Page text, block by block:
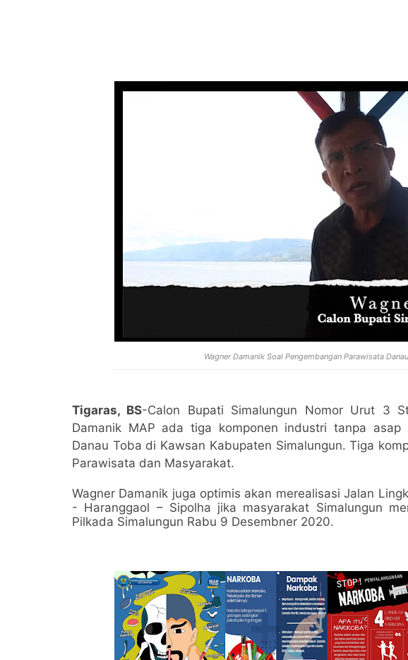
Wagner Damanik Soal Pengembangan Parawisata
Tigaras, BS-Calon Bupati Simalungun Nomor Urut 3
Damanik MAP ada tiga komponen industri tanpa asap
Danau Toba di Kawsan Kabupaten Simalungun. Tiga
Parawisata dan Masyarakat.
Wagner Damanik juga optimis akan merealisasi Jalan
- Haranggaol – Sipolha jika masyarakat Simalungun
Pilkada Simalungun Rabu 9 Desembner 2020.